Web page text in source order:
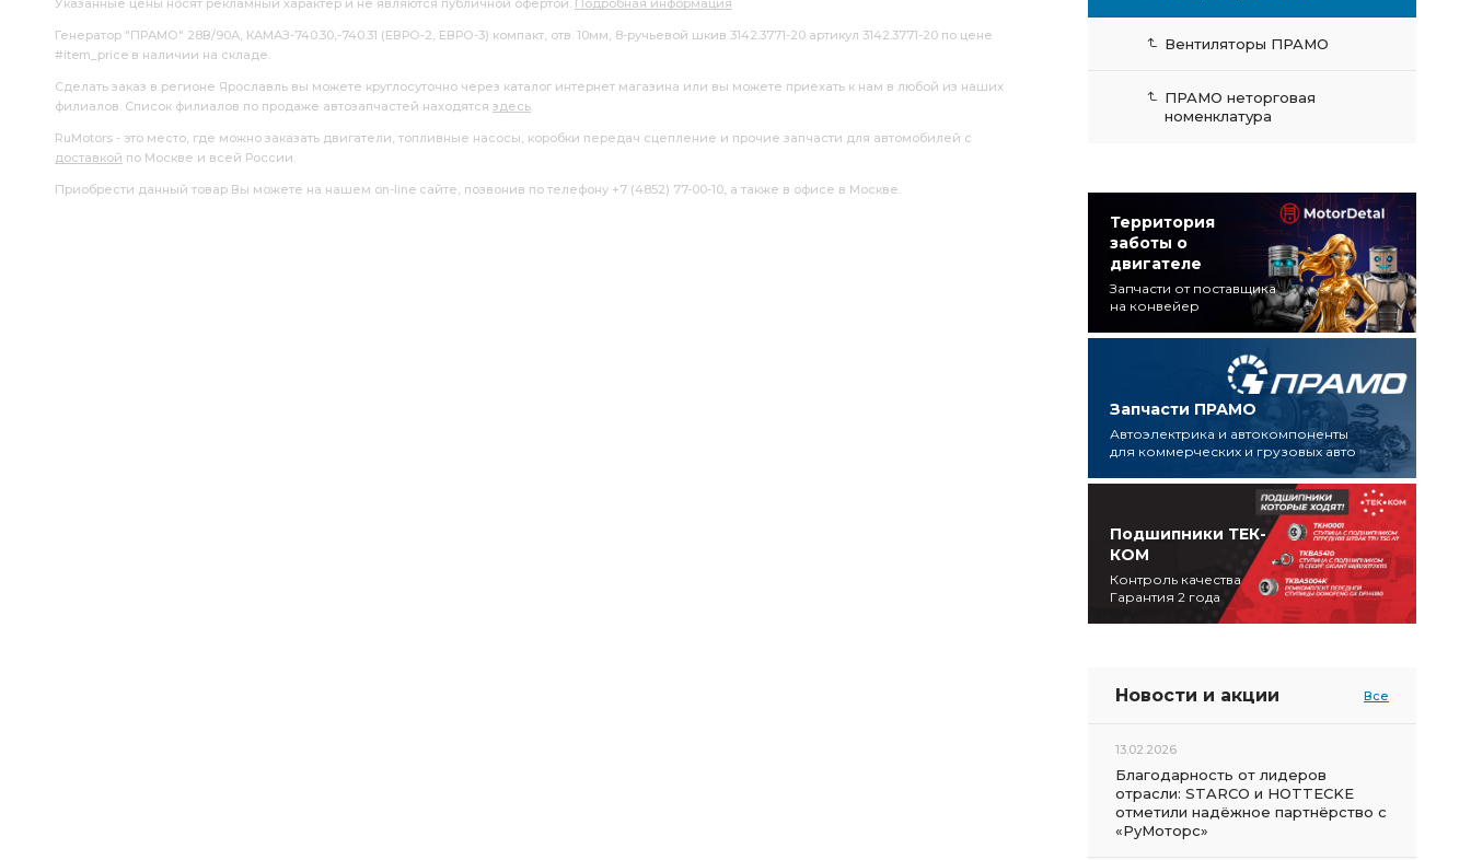
Указанные цены носят рекламный характер и не являются публичной офертой. Подробная информация
Генератор "ПРАМО" 28В/90А, КАМАЗ-740.30,-740.31 (ЕВРО-2, ЕВРО-3) компакт, отв. 10мм, 8-ручьевой шкив 3142.3771-20 артикул 3142.3771-20 по цене
#item_price в наличии на складе.
Сделать заказ в регионе Ярославль вы можете круглосуточно через каталог интернет магазина или вы можете приехать к нам в любой из наших
филиалов. Список филиалов по продаже автозапчастей находятся здесь.
RuMotors - это место, где можно заказать двигатели, топливные насосы, коробки передач сцепление и прочие запчасти для автомобилей с
доставкой по Москве и всей России.
Приобрести данный товар Вы можете на нашем on-line сайте, позвонив по телефону +7 (4852) 77-00-10, а также в офисе в Москве.
Вентиляторы ПРАМО
ПРАМО неторговая
номенклатура
Территория
заботы о
двигателе
Запчасти от поставщика
на конвейер
Запчасти ПРАМО
Автоэлектрика и автокомпоненты
для коммерческих и грузовых авто
Подшипники ТЕК-
КОМ
Контроль качества
Гарантия 2 года
Новости и акции Все
13.02.2026
Благодарность от лидеров
отрасли: STARCO и HOTTECKE
отметили надёжное партнёрство с
«РуМоторс»